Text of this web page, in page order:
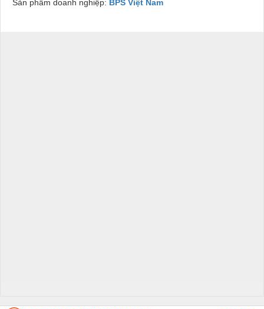
Sản phẩm doanh nghiệp: BPS Việt Nam